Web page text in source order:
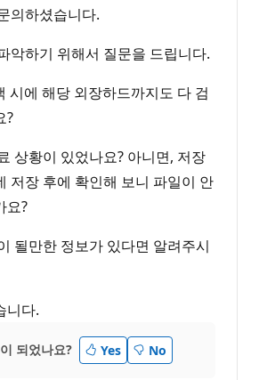
의하셨습니다.
악하기 위해서 질문을 드립니다.
시에 해당 외장하드까지도 다 검
?
상황이 있었나요? 아니면, 저장
저장 후에 확인해 보니 파일이 안
요?
될만한 정보가 있다면 알려주시
니다.
되었나요? Yes No